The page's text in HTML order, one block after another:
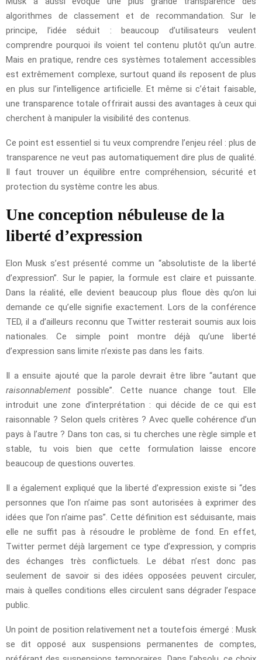
algorithmes de classement et de recommandation. Sur le
principe, l’idée séduit : beaucoup d’utilisateurs veulent
comprendre pourquoi ils voient tel contenu plutôt qu’un autre.
Mais en pratique, rendre ces systèmes totalement accessibles
est extrêmement complexe, surtout quand ils reposent de plus
en plus sur l’intelligence artificielle. Et même si c’était faisable,
une transparence totale offrirait aussi des avantages à ceux qui
cherchent à manipuler la visibilité des contenus.
Ce point est essentiel si tu veux comprendre l’enjeu réel : plus de
transparence ne veut pas automatiquement dire plus de qualité.
Il faut trouver un équilibre entre compréhension, sécurité et
protection du système contre les abus.
Une conception nébuleuse de la
liberté d’expression
Elon Musk s’est présenté comme un “absolutiste de la liberté
d’expression”. Sur le papier, la formule est claire et puissante.
Dans la réalité, elle devient beaucoup plus floue dès qu’on lui
demande ce qu’elle signifie exactement. Lors de la conférence
TED, il a d’ailleurs reconnu que Twitter resterait soumis aux lois
nationales. Ce simple point montre déjà qu’une liberté
d’expression sans limite n’existe pas dans les faits.
Il a ensuite ajouté que la parole devrait être libre “autant que
raisonnablement possible”. Cette nuance change tout. Elle
introduit une zone d’interprétation : qui décide de ce qui est
raisonnable ? Selon quels critères ? Avec quelle cohérence d’un
pays à l’autre ? Dans ton cas, si tu cherches une règle simple et
stable, tu vois bien que cette formulation laisse encore
beaucoup de questions ouvertes.
Il a également expliqué que la liberté d’expression existe si “des
personnes que l’on n’aime pas sont autorisées à exprimer des
idées que l’on n’aime pas”. Cette définition est séduisante, mais
elle ne suffit pas à résoudre le problème de fond. En effet,
Twitter permet déjà largement ce type d’expression, y compris
des échanges très conflictuels. Le débat n’est donc pas
seulement de savoir si des idées opposées peuvent circuler,
mais à quelles conditions elles circulent sans dégrader l’espace
public.
Un point de position relativement net a toutefois émergé : Musk
se dit opposé aux suspensions permanentes de comptes,